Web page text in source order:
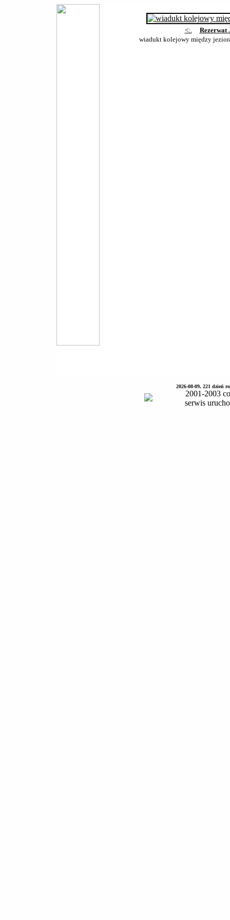
<:.
Rezerwat
wiadukt kolejowy między
2026-08-09, 221 dzień
2001-2003
serwis